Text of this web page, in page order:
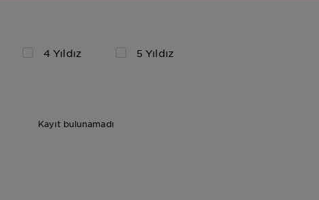
4 Yıldız 5 Yıldız
Kayıt bulunamadı